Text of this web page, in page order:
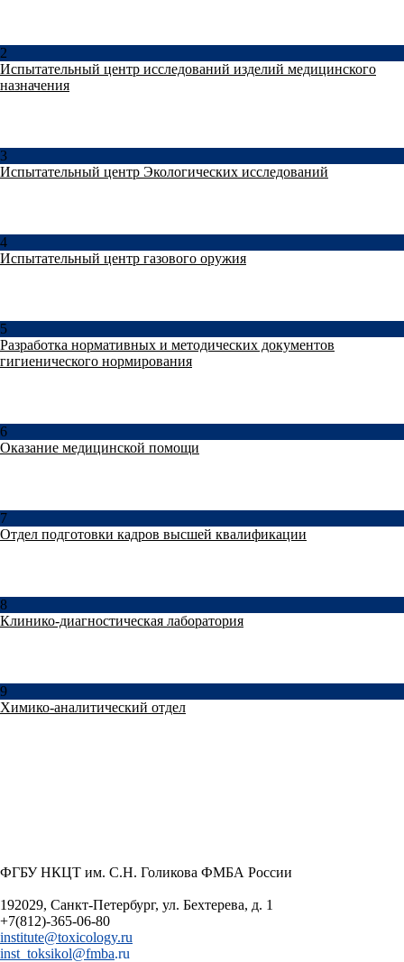
2
Испытательный центр исследований изделий медицинского
назначения
3
Испытательный центр Экологических исследований
4
Испытательный центр газового оружия
5
Разработка нормативных и методических документов
гигиенического нормирования
6
Оказание медицинской помощи
7
Отдел подготовки кадров высшей квалификации
8
Клинико-диагностическая лаборатория
9
Химико-аналитический отдел
ФГБУ НКЦТ им. С.Н. Голикова ФМБА России
192029, Санкт-Петербург, ул. Бехтерева, д. 1
+7(812)-365-06-80
institute@toxicology.ru
inst_toksikol@fmba.ru